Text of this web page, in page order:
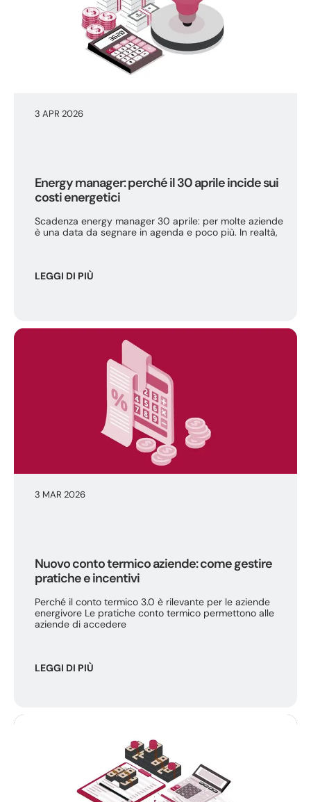
3 APR 2026
Energy manager: perché il 30 aprile incide sui
costi energetici
Scadenza energy manager 30 aprile: per molte aziende
è una data da segnare in agenda e poco più. In realtà,
LEGGI DI PIÙ
3 MAR 2026
Nuovo conto termico aziende: come gestire
pratiche e incentivi
Perché il conto termico 3.0 è rilevante per le aziende
energivore Le pratiche conto termico permettono alle
aziende di accedere
LEGGI DI PIÙ